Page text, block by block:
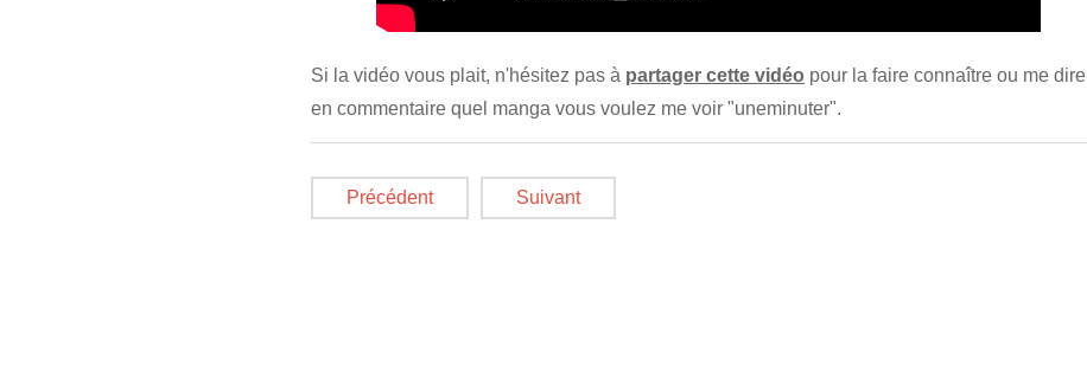
Si la vidéo vous plait, n'hésitez pas à partager cette vidéo pour la faire connaître ou me dire
en commentaire quel manga vous voulez me voir "uneminuter".
Précédent Suivant